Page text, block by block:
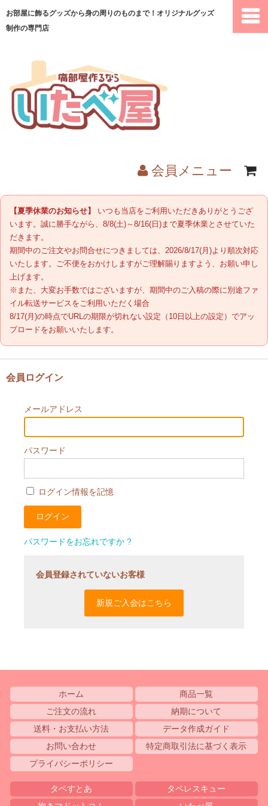
お部屋に飾るグッズから身の周りのものまで！オリジナルグッズ
制作の専門店
会員メニュー
商品一覧
ご注文の流れ
納期について
送料・お支払い方法
【夏季休業のお知らせ】
いつも当店をご利用いただきありがとうござ
います。誠に勝手ながら、8/8(土)～8/16(日)まで夏季休業とさせていた
だきます。
期間中のご注文やお問合せにつきましては、2026/8/17(月)より順次対応
いたします。ご不便をおかけしますがご理解賜りますよう、お願い申し
上げます。
※また、大変お手数ではございますが、期間中のご入稿の際に別途ファ
イル転送サービスをご利用いただく場合
8/17(月)の時点でURLの期限が切れない設定（10日以上の設定）でアッ
プロードをお願いいたします。
会員ログイン
メールアドレス
パスワード
ログイン情報を記憶
パスワードをお忘れですか ?
会員登録されていないお客様
新規ご入会はこちら
ホーム
商品一覧
ご注文の流れ
納期について
送料・お支払い方法
データ作成ガイド
お問い合わせ
特定商取引法に基づく表示
プライバシーポリシー
タペすとあ
タペレスキュー